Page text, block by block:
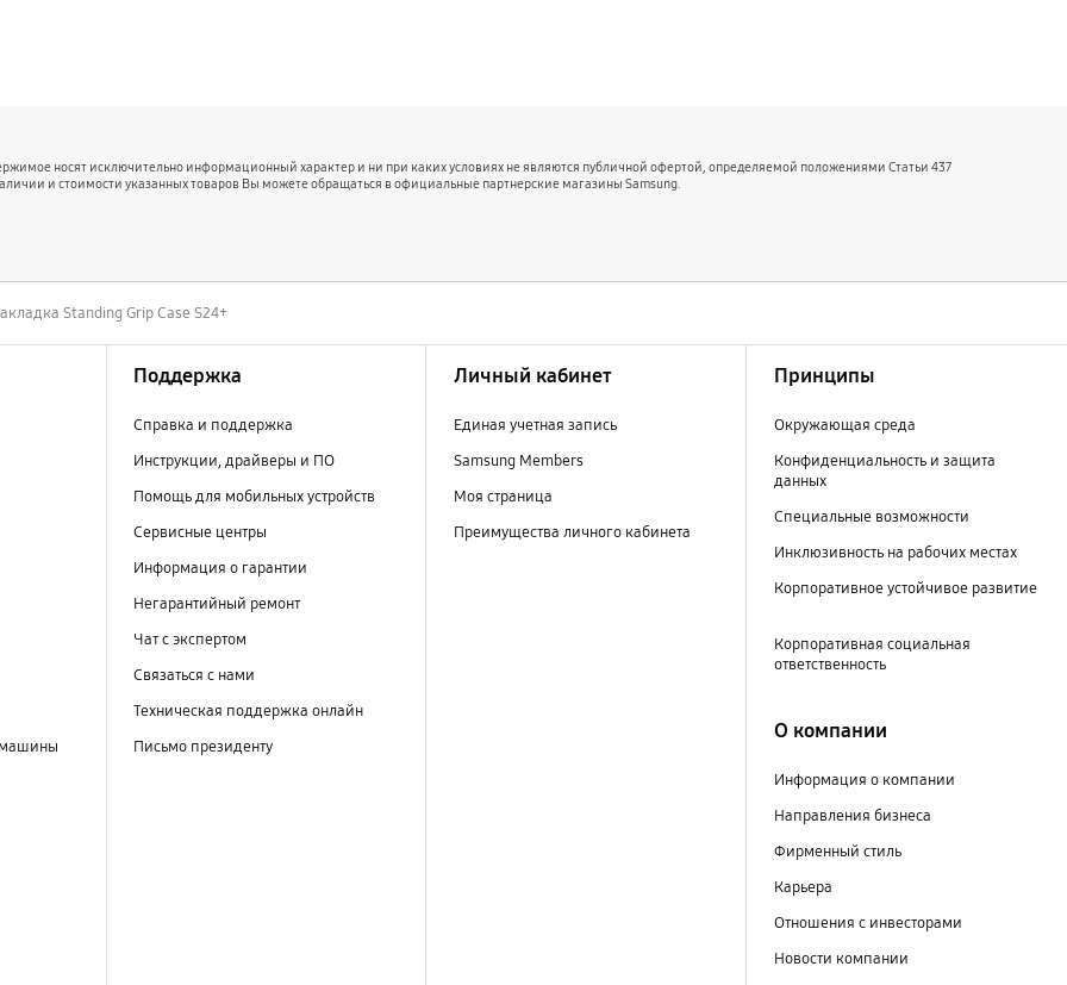
носят исключительно информационный характер и ни при каких условиях не являются публичной офертой, определяемой положениями Статьи 437
и стоимости указанных товаров Вы можете обращаться в официальные партнерские магазины Samsung.
Standing Grip Case S24+
Поддержка
Справка и поддержка
Инструкции, драйверы и ПО
Помощь для мобильных устройств
Сервисные центры
Информация о гарантии
Негарантийный ремонт
Чат с экспертом
Связаться с нами
Техническая поддержка онлайн
Письмо президенту
Личный кабинет
Единая учетная запись
Samsung Members
Моя страница
Преимущества личного кабинета
Принципы
Окружающая среда
Конфиденциальность и защита
данных
Специальные возможности
Инклюзивность на рабочих местах
Корпоративное устойчивое развитие
Корпоративная социальная
ответственность
О компании
Информация о компании
Направления бизнеса
Фирменный стиль
Карьера
Отношения с инвесторами
Новости компании